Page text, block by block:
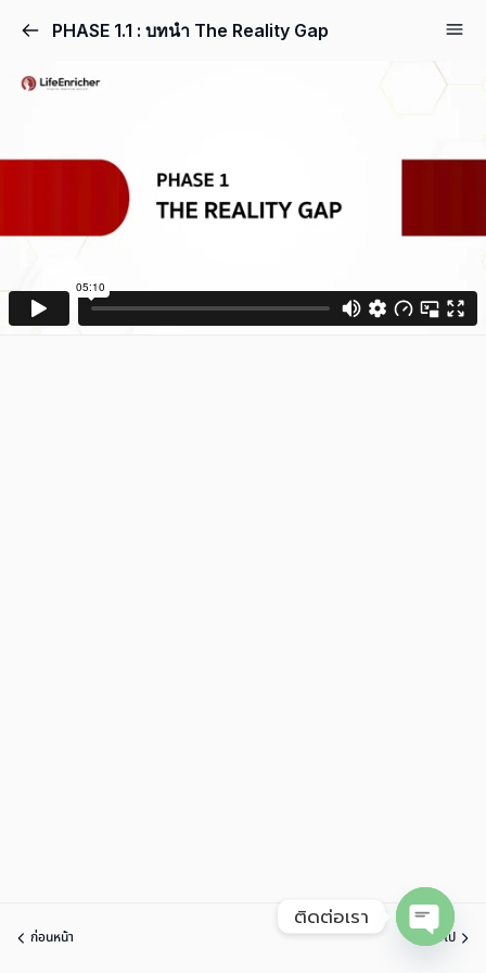
PHASE 1.1 : บทนำ The Reality Gap
ก่อนหน้า ต่อไป
ติดต่อเรา
Open